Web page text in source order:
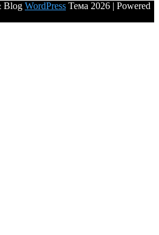
Blog WordPress Тема 2026 | Powered